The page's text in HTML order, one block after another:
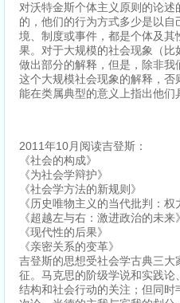
对沃特金斯个体主义原则的论
的，他们的行为方式多少是以
境、制度或事件，都是个体及
果。对于大规模的社会现象（
做出部分的解释，但是，除非
这个大规模社会现象的解释，
能在类属典型的意义上指出他
2011年10月阅读吉登斯：
《社会的构成》
《为社会学辩护》
《社会学方法的新规则》
《历史唯物主义的当代批判：
《超越左与右：激进政治的未来
《现代性的后果》
《亲密关系的变革》
吉登斯的思想受社会学古典三
征。马克思的阶级学说和实践
结构和社会行动的关注；但同